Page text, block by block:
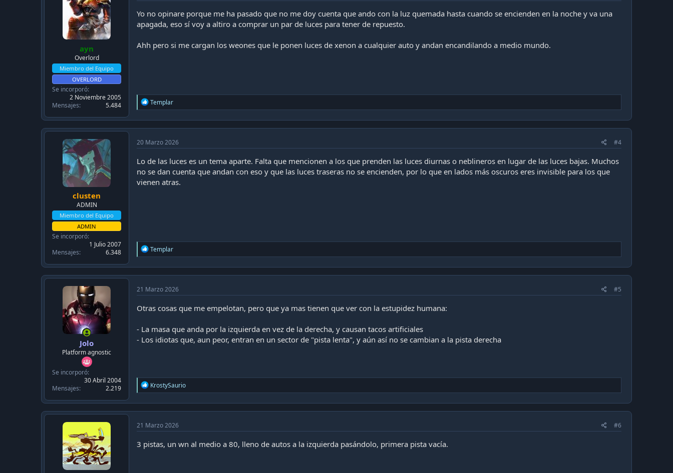
o
s
:
ayn
Overlord
Miembro del Equipo
OVERLORD
Se incorporó
2 Noviembre 2005
Mensajes
5.484
Yo no opinare porque me ha pasado que no me doy cuenta que ando con la luz quemada hasta cuando se encienden en la noche y va una
apagada, eso sí voy a altiro a comprar un par de luces para tener de repuesto.
Ahh pero si me cargan los weones que le ponen luces de xenon a cualquier auto y andan encandilando a medio mundo.
R
e
i
o
n
s
:
Templar
clusten
ADMIN
Miembro del Equipo
ADMIN
Se incorporó
1 Julio 2007
Mensajes
6.348
20 Marzo 2026 #4
Lo de las luces es un tema aparte. Falta que mencionen a los que prenden las luces diurnas o neblineros en lugar de las luces bajas. Muchos
no se dan cuenta que andan con eso y que las luces traseras no se encienden, por lo que en lados más oscuros eres invisible para los que
vienen atras.
R
e
i
o
s
Templar
Jolo
Platform agnostic
Se incorporó
30 Abril 2004
Mensajes
2.219
21 Marzo 2026 #5
Otras cosas que me empelotan, pero que ya mas tienen que ver con la estupidez humana:
- La masa que anda por la izquierda en vez de la derecha, y causan tacos artificiales
- Los idiotas que, aun peor, entran en un sector de "pista lenta", y aún así no se cambian a la pista derecha
R
e
i
o
s
KrostySaurio
21 Marzo 2026 #6
3 pistas, un wn al medio a 80, lleno de autos a la izquierda pasándolo, primera pista vacía.